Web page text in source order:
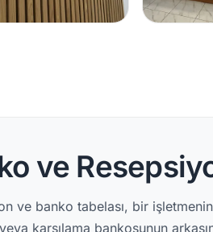
ve
ve banko tabelası, bir
karşılama bankosunun